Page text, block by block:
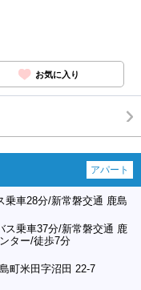
お気に入り
アパート
乗車28分/新常磐交通 鹿島
ス乗車37分/新常磐交通 鹿
ター/徒歩7分
町米田字沼田 22-7